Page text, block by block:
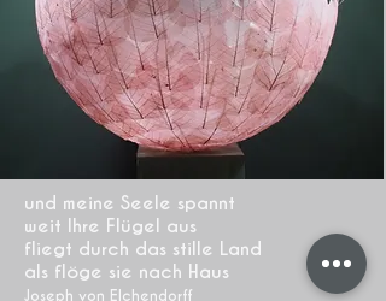
und meine Seele spannt
weit Ihre Flügel aus
fliegt durch das stille Land
als flöge sie nach Haus
Joseph von EIchendorff